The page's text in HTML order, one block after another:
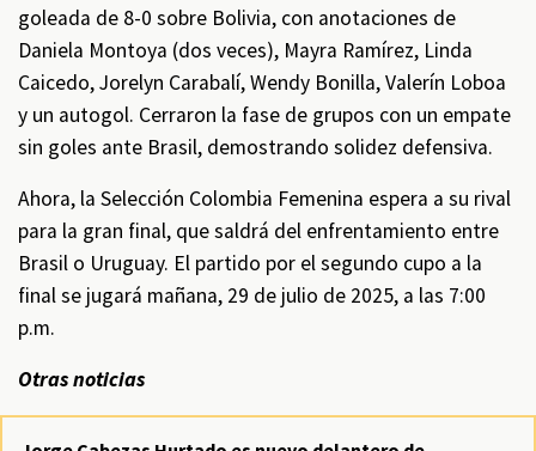
goleada de 8-0 sobre Bolivia, con anotaciones de
Daniela Montoya (dos veces), Mayra Ramírez, Linda
Caicedo, Jorelyn Carabalí, Wendy Bonilla, Valerín Loboa
y un autogol. Cerraron la fase de grupos con un empate
sin goles ante Brasil, demostrando solidez defensiva.
Ahora, la Selección Colombia Femenina espera a su rival
para la gran final, que saldrá del enfrentamiento entre
Brasil o Uruguay. El partido por el segundo cupo a la
final se jugará mañana, 29 de julio de 2025, a las 7:00
p.m.
Otras noticias